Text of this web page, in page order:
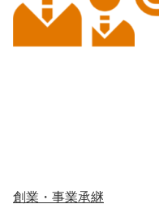
創業・事業承継